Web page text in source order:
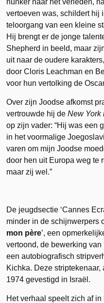
hunker naar het verleden,
vertoeven was, schildert hij
teloorgang van een kleine
Hij brengt er de jonge
Shepherd in beeld, maar
uit naar de oudere
door Cloris Leachman en
voor hun vertolking de
Over zijn Joodse afkomst
vertrouwde hij deNew York
op zijn vader: “Hij was een
in het voormalige
varen om mijn Joodse
door hen uit Europa weg te
maar zij wel.”
De jeugdsectie ‘Cannes
minder in de schijnwerpers
mon père’, een
vertoond, de bewerking van
een autobiografisch
Kichka. Deze
1974 gevestigd in Israël.
Het verhaal speelt zich af in